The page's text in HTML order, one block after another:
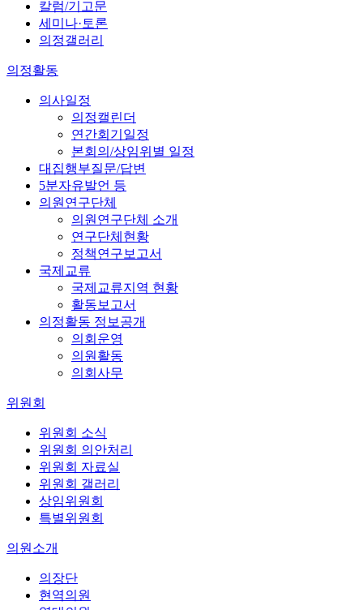
칼럼/기고문
세미나·토론
의정갤러리
의정활동
의사일정
의정캘린더
연간회기일정
본회의/상임위별 일정
대집행부질문/답변
5분자유발언 등
의원연구단체
의원연구단체 소개
연구단체현황
정책연구보고서
국제교류
국제교류지역 현황
활동보고서
의정활동 정보공개
의회운영
의원활동
의회사무
위원회
위원회 소식
위원회 의안처리
위원회 자료실
위원회 갤러리
상임위원회
특별위원회
의원소개
의장단
현역의원